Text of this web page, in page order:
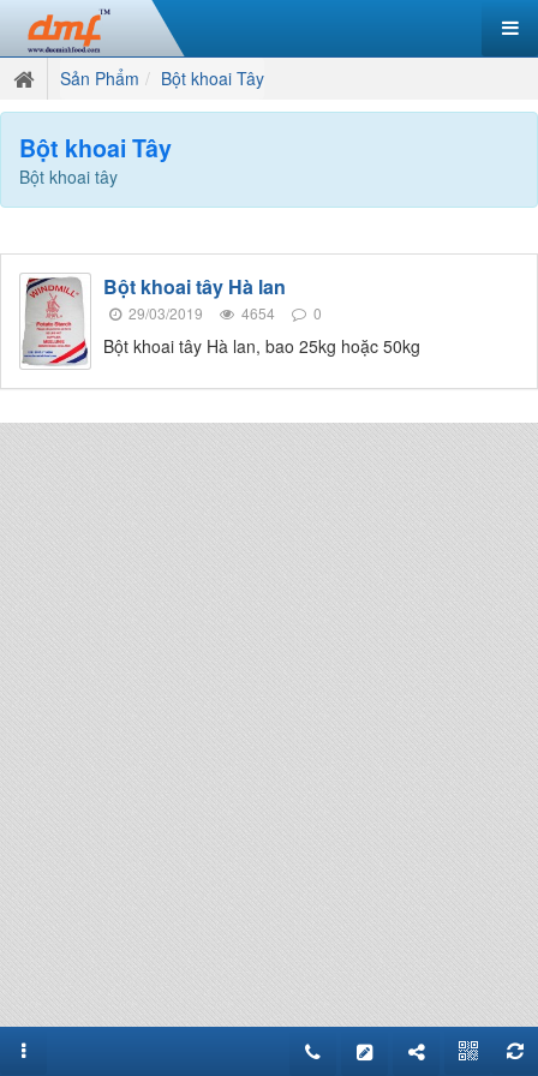
Sản Phẩm Bột khoai Tây
Bột khoai Tây
Bột khoai tây
Bột khoai tây Hà lan
29/03/2019 4654 0
Bột khoai tây Hà lan, bao 25kg hoặc 50kg